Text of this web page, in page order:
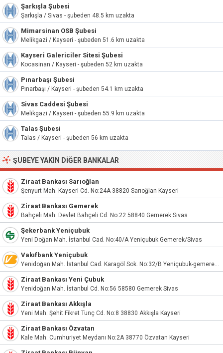
Şarkışla Şubesi
Şarkışla / Sivas - şubeden 48.5 km uzakta
Mimarsinan OSB Şubesi
Melikgazi / Kayseri - şubeden 51.6 km uzakta
Kayseri Galericiler Sitesi Şubesi
Kocasinan / Kayseri - şubeden 52 km uzakta
Pınarbaşı Şubesi
Pınarbaşı / Kayseri - şubeden 54.1 km uzakta
Sivas Caddesi Şubesi
Melikgazi / Kayseri - şubeden 55.9 km uzakta
Talas Şubesi
Talas / Kayseri - şubeden 56 km uzakta
ŞUBEYE YAKIN DIĞER BANKALAR
Ziraat Bankası Sarıoğlan
Şenyurt Mah. Kayseri Cd. No:24A 38820 Sarıoğlan Kayseri
Ziraat Bankası Gemerek
Bahçeli Mah. Devlet Bahçeli Cd. No:22 58840 Gemerek Sivas
Şekerbank Yeniçubuk
Yeni Doğan Mah. İstanbul Cad. No:40/A Yeniçubuk Gemerek/Sivas
Vakıfbank Yeniçubuk
Yenidoğan Mah. İstanbul Cad. Karagöl Sok. No:32/B Yeniçubuk-gemerek/Sivas
Ziraat Bankası Yeni Çubuk
Yenidoğan Mah. İstanbul Cd. No:56 58580 Gemerek Sivas
Ziraat Bankası Akkışla
Yeni Mah. Şehit Fikret Tunç Cd. No:8 38830 Akkışla Kayseri
Ziraat Bankası Özvatan
Kale Mah. Cumhuriyet Meydanı No:2A 38770 Özvatan Kayseri